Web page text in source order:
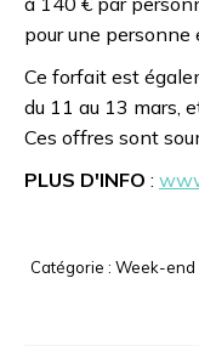
pour une personne
Ce forfait est
du 11 au 13 mars,
Ces offres sont
PLUS D'INFO :
Catégorie : Week-end